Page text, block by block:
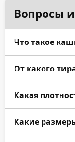
Вопросы
Что такое
Кашированные
От какого
Мы
Какая
Обычно
Какие